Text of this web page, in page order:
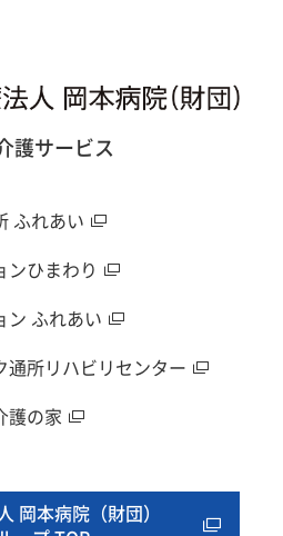
護サービス
ふれあい
ンひまわり
ン ふれあい
通所リハビリセンター
護の家
岡本病院（財団）